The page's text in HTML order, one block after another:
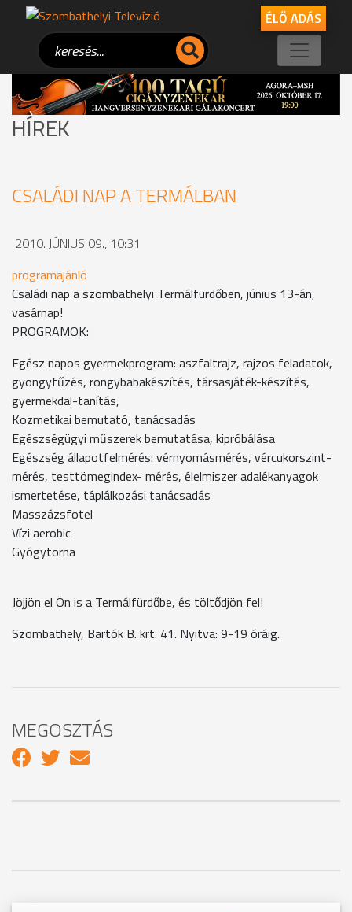
ÉLŐ ADÁS
HÍREK
CSALÁDI NAP A TERMÁLBAN
2010. JÚNIUS 09., 10:31
programajánló
Családi nap a szombathelyi Termálfürdőben, június 13-án,
vasárnap!
PROGRAMOK:
Egész napos gyermekprogram: aszfaltrajz, rajzos feladatok,
gyöngyfűzés, rongybabakészítés, társasjáték-készítés,
gyermekdal-tanítás,
Kozmetikai bemutató, tanácsadás
Egészségügyi műszerek bemutatása, kipróbálása
Egészség állapotfelmérés: vérnyomásmérés, vércukorszint-
mérés, testtömegindex- mérés, élelmiszer adalékanyagok
ismertetése, táplálkozási tanácsadás
Masszázsfotel
Vízi aerobic
Gyógytorna
Jöjjön el Ön is a Termálfürdőbe, és töltődjön fel!
Szombathely, Bartók B. krt. 41. Nyitva: 9-19 óráig.
MEGOSZTÁS